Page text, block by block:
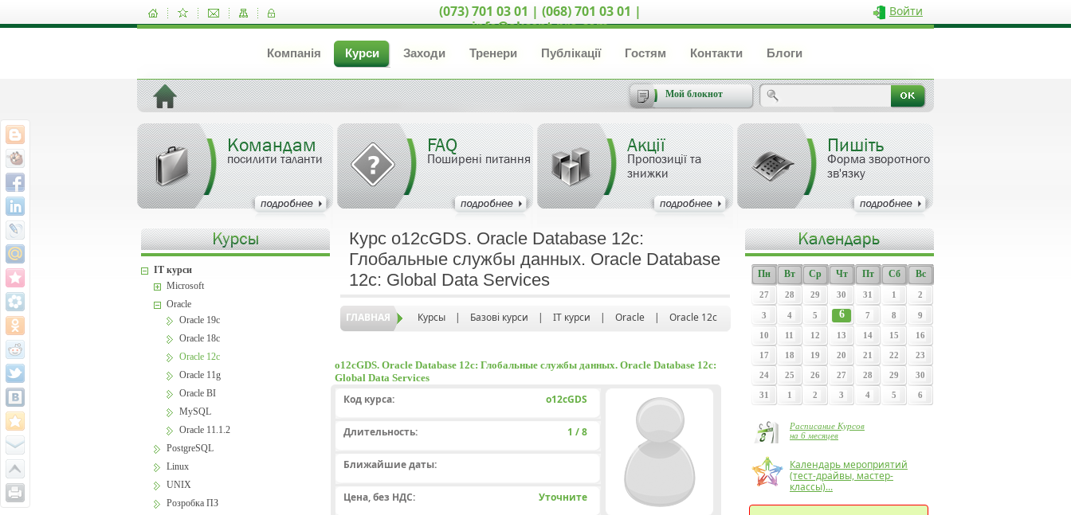
(073) 701 03 01 | (068) 701 03 01 |
info@akcent-pro.com
Войти
Компанія Курси Заходи Тренери Публікації Гостям Контакти Блоги
Мой блокнот
Командам
посилити таланти
FAQ
Поширені питання
Акції
Пропозиції та
знижки
Пишіть
Форма зворотного
зв'язку
Курс o12cGDS. Oracle Database 12c:
Глобальные службы данных. Oracle Database
12c: Global Data Services
ГЛАВНАЯ Курсы | Базові курси | IT курси | Oracle | Oracle 12c
o12cGDS. Oracle Database 12c: Глобальные службы данных. Oracle Database 12c:
Global Data Services
Код курса: o12cGDS
Длительность: 1 / 8
Ближайшие даты:
Цена, без НДС: Уточните
IT курси
Microsoft
Oracle
Oracle 19c
Oracle 18c
Oracle 12c
Oracle 11g
Oracle BI
MySQL
Oracle 11.1.2
PostgreSQL
Linux
UNIX
Розробка ПЗ
Пн Вт Ср Чт Пт Сб Вс
27 28 29 30 31 1 2
3 4 5 6 7 8 9
10 11 12 13 14 15 16
17 18 19 20 21 22 23
24 25 26 27 28 29 30
31 1 2 3 4 5 6
Расписание Курсов
на 6 месяцев
Календарь мероприятий
(тест-драйвы, мастер-
классы)...